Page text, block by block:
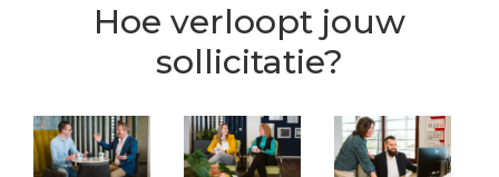
Hoe verloopt jouw
sollicitatie?